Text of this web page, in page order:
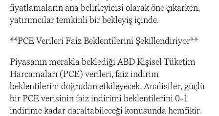
fiyatlamaların ana belirleyicisi olarak öne çıkarken,
yatırımcılar temkinli bir bekleyiş içinde.
**PCE Verileri Faiz Beklentilerini Şekillendiriyor**
Piyasanın merakla beklediği ABD Kişisel Tüketim
Harcamaları (PCE) verileri, faiz indirim
beklentilerini doğrudan etkileyecek. Analistler, güçlü
bir PCE verisinin faiz indirimi beklentilerini 0-1
indirime kadar daraltabileceği konusunda hemfikir.